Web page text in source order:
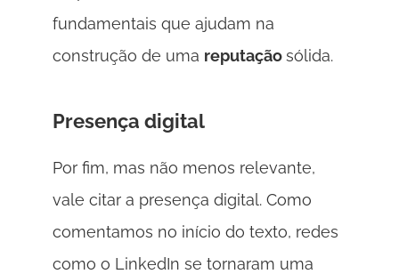
fundamentais que ajudam na
construção de uma reputação sólida.
Presença digital
Por fim, mas não menos relevante,
vale citar a presença digital. Como
comentamos no início do texto, redes
como o LinkedIn se tornaram uma